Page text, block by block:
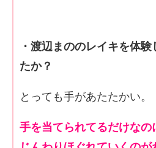
・渡辺まののレイキを体
たか？
とっても手があたたかい。
手を当てられてるだけなの